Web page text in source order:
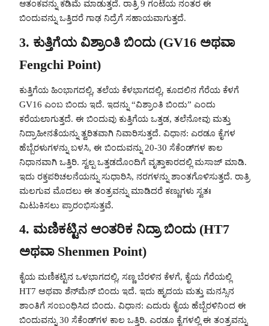
ಆತಂಕವನ್ನು ಕಡಿಮೆ ಮಾಡುತ್ತದೆ. ರಾತ್ರಿ 9 ಗಂಟೆಯ ನಂತರ ಈ
ಬಿಂದುವನ್ನು ಒತ್ತಿದರೆ ಗಾಢ ನಿದ್ರೆಗೆ ಸಹಾಯವಾಗುತ್ತದೆ.
3. ಕುತ್ತಿಗೆಯ ವಿಶ್ರಾಂತಿ ಬಿಂದು (GV16 ಅಥವಾ
Fengchi Point)
ಕುತ್ತಿಗೆಯ ಹಿಂಭಾಗದಲ್ಲಿ, ತಲೆಯ ಕೆಳಭಾಗದಲ್ಲಿ, ಕೂದಲಿನ ಗೆರೆಯ ಕೆಳಗೆ
GV16 ಎಂಬ ಬಿಂದು ಇದೆ. ಇದನ್ನು “ವಿಶ್ರಾಂತಿ ಬಿಂದು” ಎಂದು
ಕರೆಯಲಾಗುತ್ತದೆ. ಈ ಬಿಂದುವು ಕುತ್ತಿಗೆಯ ಒತ್ತಡ, ತಲೆನೋವು ಮತ್ತು
ನಿದ್ರಾಹೀನತೆಯನ್ನು ತ್ವರಿತವಾಗಿ ನಿವಾರಿಸುತ್ತದೆ. ವಿಧಾನ: ಎರಡೂ ಕೈಗಳ
ಹೆಬ್ಬೆರಳುಗಳನ್ನು ಬಳಸಿ, ಈ ಬಿಂದುವನ್ನು 20-30 ಸೆಕೆಂಡ್‌ಗಳ ಕಾಲ
ನಿಧಾನವಾಗಿ ಒತ್ತಿರಿ. ಸ್ವಲ್ಪ ಒತ್ತಡದೊಂದಿಗೆ ವೃತ್ತಾಕಾರದಲ್ಲಿ ಮಸಾಜ್ ಮಾಡಿ.
ಇದು ರಕ್ತಪರಿಚಲನೆಯನ್ನು ಸುಧಾರಿಸಿ, ನರಗಳನ್ನು ಶಾಂತಗೊಳಿಸುತ್ತದೆ. ರಾತ್ರಿ
ಮಲಗುವ ಮೊದಲು ಈ ತಂತ್ರವನ್ನು ಮಾಡಿದರೆ ಕಣ್ಣುಗಳು ಸ್ವತಃ
ಮಿಟುಕಿಸಲು ಪ್ರಾರಂಭಿಸುತ್ತವೆ.
4. ಮಣಿಕಟ್ಟಿನ ಆಂತರಿಕ ನಿದ್ರಾ ಬಿಂದು (HT7
ಅಥವಾ Shenmen Point)
ಕೈಯ ಮಣಿಕಟ್ಟಿನ ಒಳಭಾಗದಲ್ಲಿ, ಸಣ್ಣ ಬೆರಳಿನ ಕೆಳಗೆ, ಕೈಯ ಗೆರೆಯಲ್ಲಿ
HT7 ಅಥವಾ ಶೆನ್‌ಮೆನ್ ಬಿಂದು ಇದೆ. ಇದು ಹೃದಯ ಮತ್ತು ಮನಸ್ಸಿನ
ಶಾಂತಿಗೆ ಸಂಬಂಧಿಸಿದ ಬಿಂದು. ವಿಧಾನ: ಎದುರು ಕೈಯ ಹೆಬ್ಬೆರಳಿನಿಂದ ಈ
ಬಿಂದುವನ್ನು 30 ಸೆಕೆಂಡ್‌ಗಳ ಕಾಲ ಒತ್ತಿರಿ. ಎರಡೂ ಕೈಗಳಲ್ಲಿ ಈ ತಂತ್ರವನ್ನು